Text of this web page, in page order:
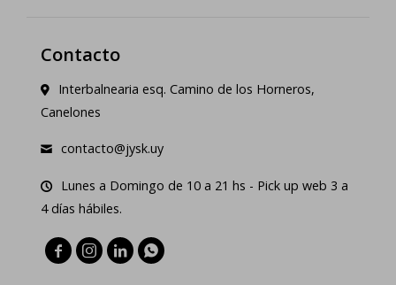
Contacto
Interbalnearia esq. Camino de los Horneros,
Canelones
contacto@jysk.uy
Lunes a Domingo de 10 a 21 hs - Pick up web 3 a
4 días hábiles.
   